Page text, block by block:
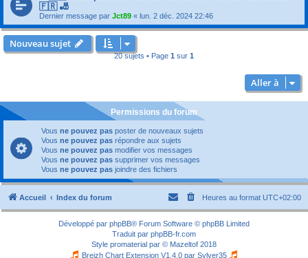
🇫🇷 🎳
Dernier message par Jct89 « lun. 2 déc. 2024 22:46
Nouveau sujet
20 sujets • Page 1 sur 1
Aller à
Permissions du forum
Vous ne pouvez pas poster de nouveaux sujets
Vous ne pouvez pas répondre aux sujets
Vous ne pouvez pas modifier vos messages
Vous ne pouvez pas supprimer vos messages
Vous ne pouvez pas joindre des fichiers
Accueil Index du forum Heures au format UTC+02:00
Développé par phpBB® Forum Software © phpBB Limited
Traduit par phpBB-fr.com
Style promaterial par © Mazeltof 2018
Breizh Chart Extension V1.4.0 par Sylver35